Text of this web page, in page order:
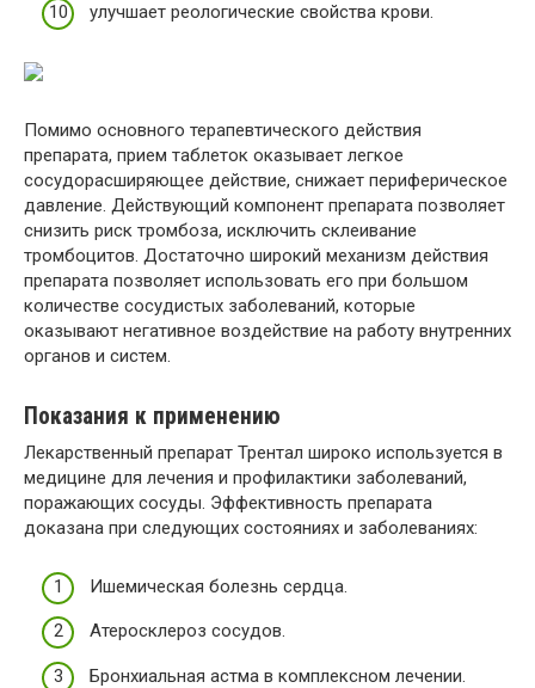
улучшает реологические свойства крови.
Помимо основного терапевтического действия
препарата, прием таблеток оказывает легкое
сосудорасширяющее действие, снижает периферическое
давление. Действующий компонент препарата позволяет
снизить риск тромбоза, исключить склеивание
тромбоцитов. Достаточно широкий механизм действия
препарата позволяет использовать его при большом
количестве сосудистых заболеваний, которые
оказывают негативное воздействие на работу внутренних
органов и систем.
Показания к применению
Лекарственный препарат Трентал широко используется в
медицине для лечения и профилактики заболеваний,
поражающих сосуды. Эффективность препарата
доказана при следующих состояниях и заболеваниях:
Ишемическая болезнь сердца.
Атеросклероз сосудов.
Бронхиальная астма в комплексном лечении.